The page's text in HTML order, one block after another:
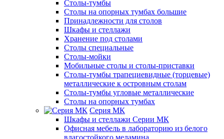
Столы-тумбы
Столы на опорных тумбах большие
Принадлежности для столов
Шкафы и стеллажи
Хранение под столами
Столы специальные
Столы-мойки
Мобильные столы и столы-приставки
Столы-тумбы трапециевидные (торцевые)
металлические к островным столам
Столы-тумбы угловые металлические
Столы на опорных тумбах
Серия МК
Шкафы и стеллажи Серии МК
Офисная мебель в лабораторию из белого
влагостойкого меламина